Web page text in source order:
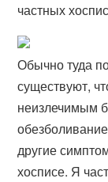
частных
Обычно туда
существуют,
неизлечимым
другие
хосписе. Я